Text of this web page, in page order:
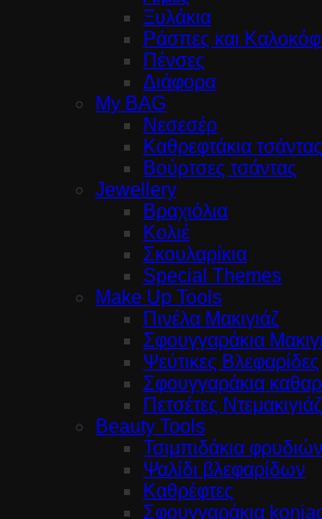
Ξυλάκια
Ράσπες και
Πένσες
Διάφορα
My BAG
Νεσεσέρ
Καθρεφτάκια τσάντας
Βούρτσες τσάντας
Jewellery
Βραχιόλια
Κολιέ
Σκουλαρίκια
Special Themes
Make Up Tools
Πινέλα Μακιγιάζ
Σφουγγαράκια
Ψεύτικες Βλεφαρίδες
Σφουγγαράκια
Πετσέτες Ντεμακιγιάζ
Beauty Tools
Τσιμπιδάκια φρυδιών
Ψαλίδι βλεφαρίδων
Καθρέφτες
Σφουγγαράκια